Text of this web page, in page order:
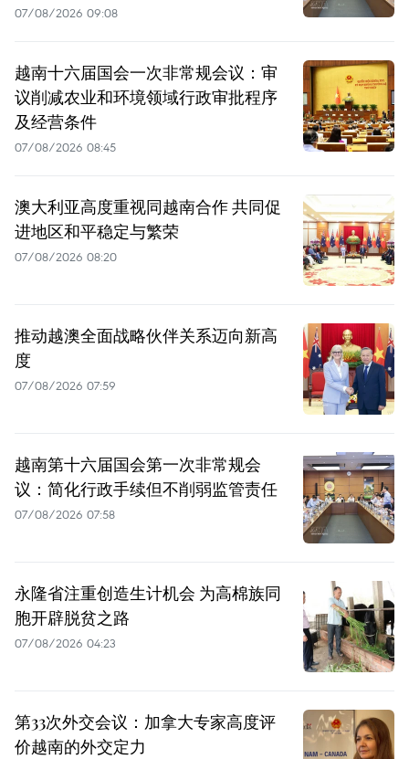
07/08/2026 09:08
越南十六届国会一次非常规会议：审
议削减农业和环境领域行政审批程序
及经营条件
07/08/2026 08:45
澳大利亚高度重视同越南合作 共同促
进地区和平稳定与繁荣
07/08/2026 08:20
推动越澳全面战略伙伴关系迈向新高
度
07/08/2026 07:59
越南第十六届国会第一次非常规会
议：简化行政手续但不削弱监管责任
07/08/2026 07:58
永隆省注重创造生计机会 为高棉族同
胞开辟脱贫之路
07/08/2026 04:23
第33次外交会议：加拿大专家高度评
价越南的外交定力